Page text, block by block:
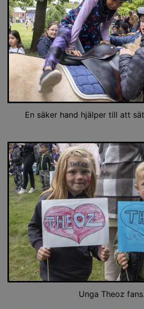
En säker hand hjälper till att
Unga Theoz fans.